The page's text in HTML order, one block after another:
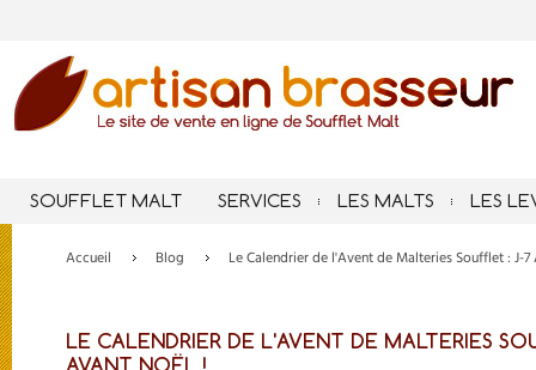
SOUFFLET MALT SERVICES LES MALTS LES
Accueil Blog Le Calendrier de l'Avent de Malteries Soufflet : J-7
LE CALENDRIER DE L'AVENT DE MALTERIES
AVANT NOËL !